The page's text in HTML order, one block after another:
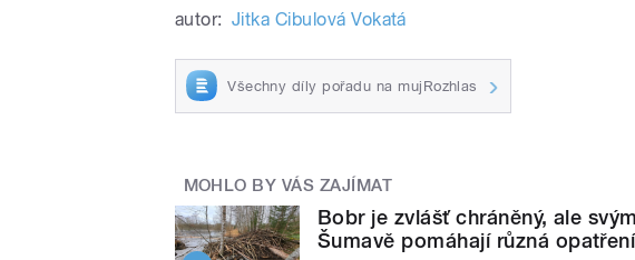
autor: Jitka Cibulová Vokatá
Všechny díly pořadu na mujRozhlas
MOHLO BY VÁS ZAJÍMAT
Bobr je zvlášť chráněný, ale
Šumavě pomáhají různá opatření